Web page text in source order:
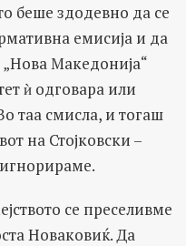
беше здодевно да се
емисија и да
„Нова Македонија“
ѝ одговара или
таа смисла, и тогаш
на Стојковски –
се преселивме
Новаковиќ. Да